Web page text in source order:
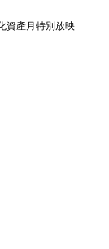
資產月特別放映